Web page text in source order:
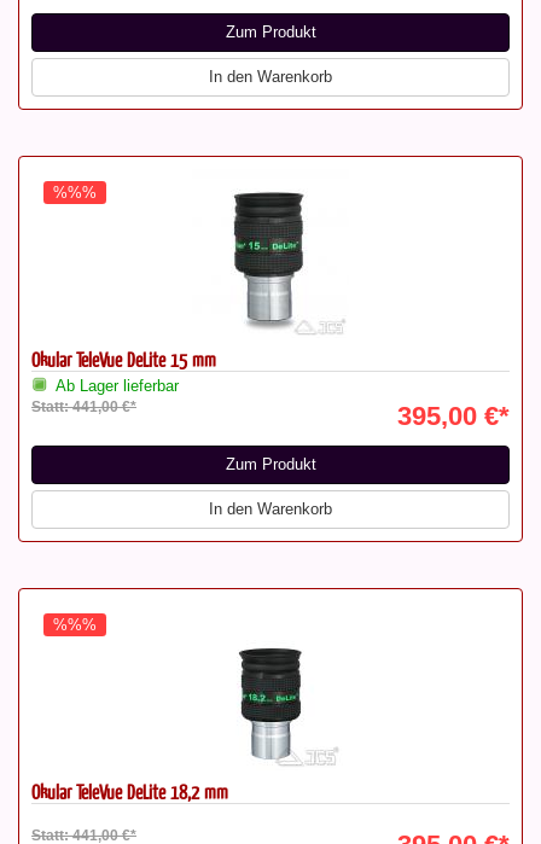
Zum Produkt
In den Warenkorb
%%%
Okular TeleVue DeLite 15 mm
Ab Lager lieferbar
Statt: 441,00 €* 395,00 €*
Zum Produkt
In den Warenkorb
%%%
Okular TeleVue DeLite 18,2 mm
Statt: 441,00 €*